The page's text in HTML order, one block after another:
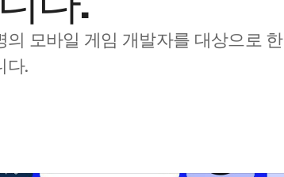
모바일 게임 개발자를 대상으로 한
다.